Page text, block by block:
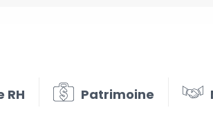
RH Patrimoine